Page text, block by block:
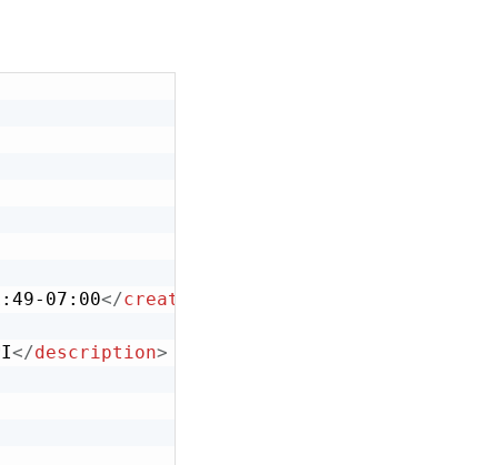
07:00</created-at
</description>